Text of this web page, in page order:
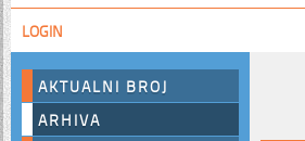
LOGIN
AKTUALNI BROJ
ARHIVA